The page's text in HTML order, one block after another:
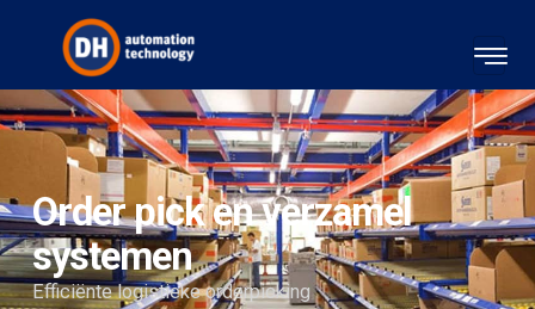
Order pick en verzamel
systemen
Efficiënte logistieke orderpicking